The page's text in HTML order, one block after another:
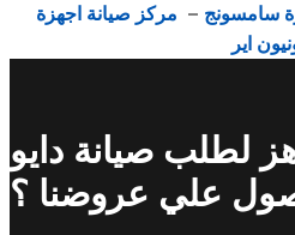
سامسونج – مركز صيانة اجهزة
اير
لطلب صيانة دايو
علي عروضنا ؟